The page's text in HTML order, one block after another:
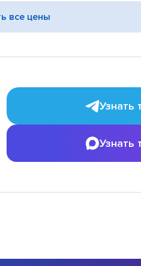
все цены
Узнать
Узнать